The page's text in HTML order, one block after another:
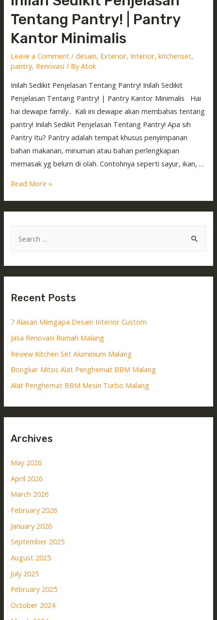
Tentang Pantry! | Pantry
Kantor Minimalis
Leave a Comment /desain, Exterior, Interior,kitchenset,
pantry, Renovasi / ByAtok
Inilah Sedikit Penjelasan Tentang Pantry! Inilah Sedikit
Penjelasan Tentang Pantry! | Pantry Kantor Minimalis Hai
hai dewape family.. Kali ini dewape akan membahas tentang
pantry! Inilah Sedikit Penjelasan Tentang Pantry! Apa sih
Pantry Itu? Pantry adalah tempat khusus penyimpanan
bahan makanan, minuman atau bahan perlengkapan
memasak yg belum di olah. Contohnya seperti sayur, ikan, …
Read More »
Recent Posts
7 Alasan Mengapa Desain Interior Custom
Jasa Renovasi Rumah Malang
Review Kitchen Set Aluminium Malang
Bongkar Mitos Alat Penghemat BBM Malang
Alat Penghemat BBM Mesin Turbo Malang
Archives
May 2026
April 2026
March 2026
February 2026
January 2026
September 2025
August 2025
July 2025
February 2025
October 2024